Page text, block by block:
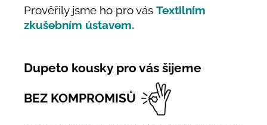
Prověřily jsme ho pro vás Textilním
zkušebním ústavem.
Dupeto kousky pro vás šijeme
BEZ KOMPROMISŮ